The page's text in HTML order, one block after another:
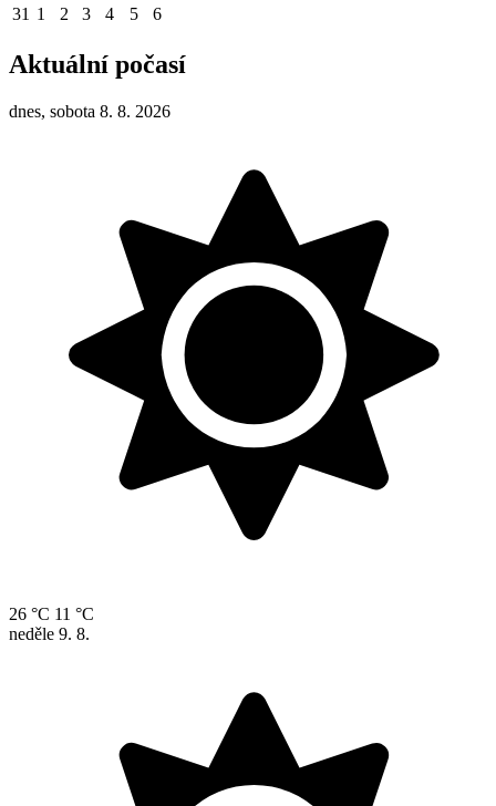
31 1 2 3 4 5 6
Aktuální počasí
dnes, sobota 8. 8. 2026
26 °C 11 °C
neděle 9. 8.